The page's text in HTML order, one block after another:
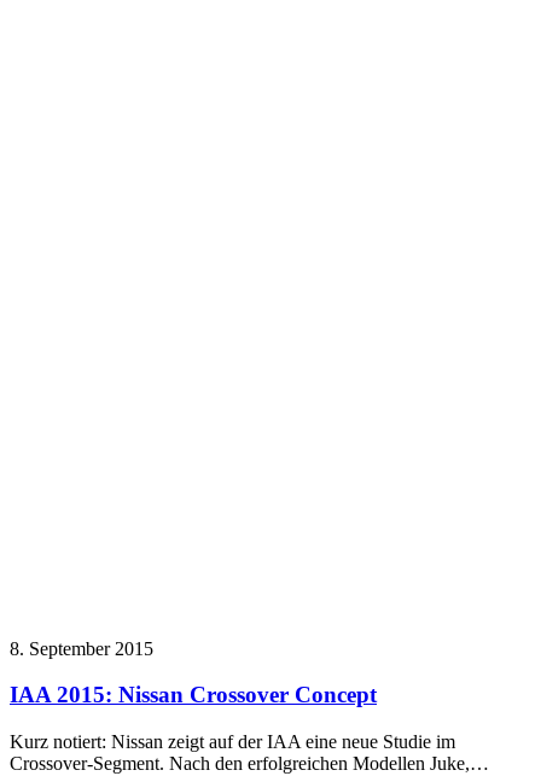
8. September 2015
IAA 2015: Nissan Crossover Concept
Kurz notiert: Nissan zeigt auf der IAA eine neue Studie im
Crossover-Segment. Nach den erfolgreichen Modellen Juke,…